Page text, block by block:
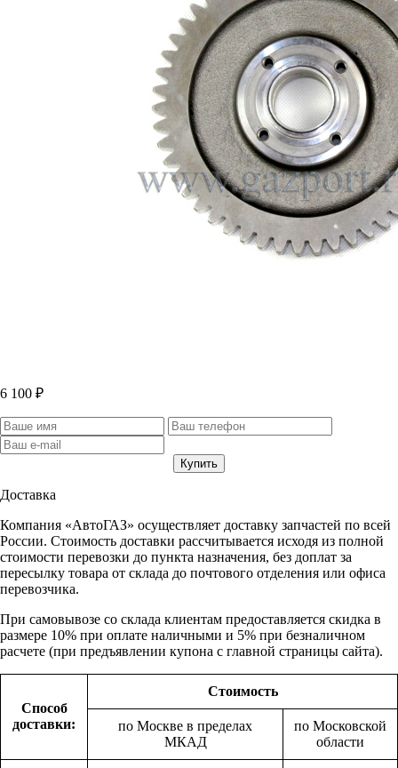
6 100 ₽
Доставка
Компания «АвтоГАЗ» осуществляет доставку запчастей по всей
России. Стоимость доставки рассчитывается исходя из полной
стоимости перевозки до пункта назначения, без доплат за
пересылку товара от склада до почтового отделения или офиса
перевозчика.
При самовывозе со склада клиентам предоставляется скидка в
размере 10% при оплате наличными и 5% при безналичном
расчете (при предъявлении купона с главной страницы сайта).
Способ
доставки:
Стоимость
по Москве в пределах
МКАД
по Московской
области